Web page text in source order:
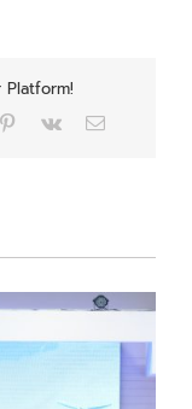
Platform!
Pinterest
Vk Email